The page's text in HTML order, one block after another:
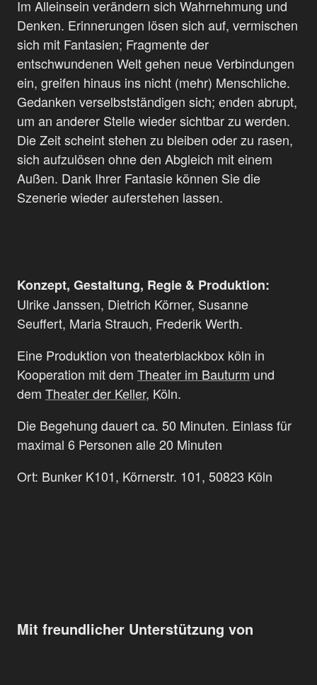
Im Alleinsein verändern sich Wahrnehmung und
Denken. Erinnerungen lösen sich auf, vermischen
sich mit Fantasien; Fragmente der
entschwundenen Welt gehen neue Verbindungen
ein, greifen hinaus ins nicht (mehr) Menschliche.
Gedanken verselbstständigen sich; enden abrupt,
um an anderer Stelle wieder sichtbar zu werden.
Die Zeit scheint stehen zu bleiben oder zu rasen,
sich aufzulösen ohne den Abgleich mit einem
Außen. Dank Ihrer Fantasie können Sie die
Szenerie wieder auferstehen lassen.
Konzept, Gestaltung, Regie & Produktion:
Ulrike Janssen, Dietrich Körner, Susanne
Seuffert, Maria Strauch, Frederik Werth.
Eine Produktion von theaterblackbox köln in
Kooperation mit dem Theater im Bauturm und
dem Theater der Keller, Köln.
Die Begehung dauert ca. 50 Minuten. Einlass für
maximal 6 Personen alle 20 Minuten
Ort: Bunker K101, Körnerstr. 101, 50823 Köln
Mit freundlicher Unterstützung von